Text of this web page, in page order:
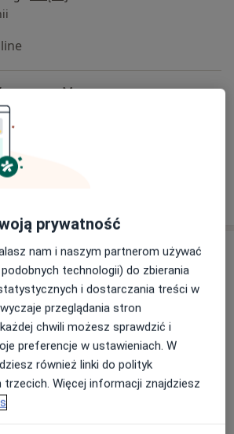
•Mapa
Durka - Kęsy
medycyny estetycznej, Neurolog
prywatność
nam i naszym partnerom używać
technologii) do zbierania
i dostarczania treści w
przeglądania stron
chwili możesz sprawdzić i
preferencje w ustawieniach. W
również linki do polityk
Więcej informacji znajdziesz